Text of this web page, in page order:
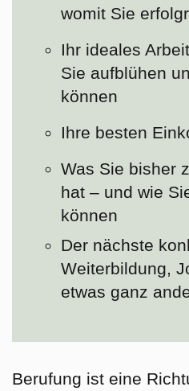
womit Sie
Ihr ideales
Sie aufblühen
können
Ihre besten
Was Sie bisher
hat – und wie
können
Der nächste
Weiterbildung,
etwas ganz
Berufung ist eine